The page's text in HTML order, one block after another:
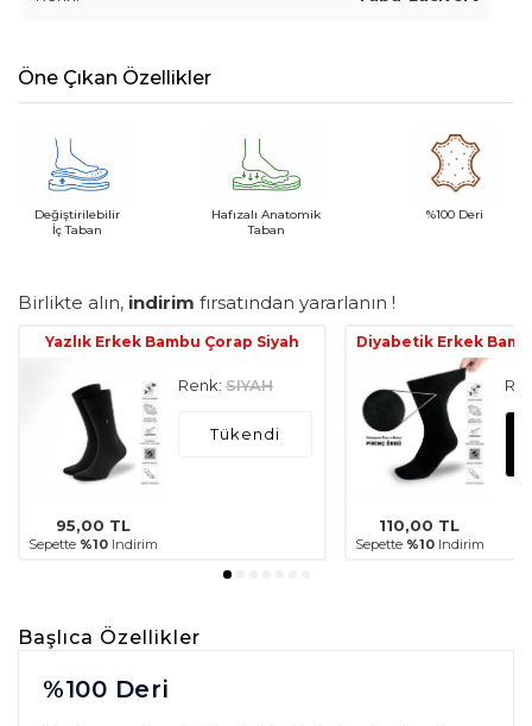
Öne Çıkan Özellikler
Değiştirilebilir
İç Taban
Hafızalı Anatomik
Taban
%100 Deri
Birlikte alın, indirim fırsatından yararlanın !
Yazlık Erkek Bambu Çorap Siyah
95,00 TL
Sepette %10Indirim
Renk: SIYAH
Tükendi
Diyabetik Erkek
110,00 TL
Sepette %10Indirim
Başlıca Özellikler
%100 Deri